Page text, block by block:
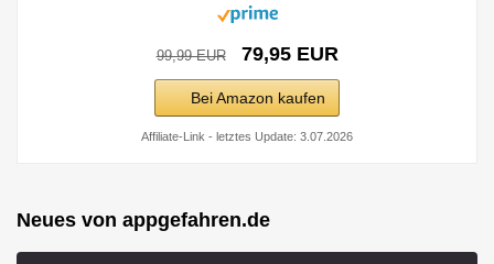
99,99 EUR 79,95 EUR
Bei Amazon kaufen
Affiliate-Link - letztes Update: 3.07.2026
Neues von appgefahren.de